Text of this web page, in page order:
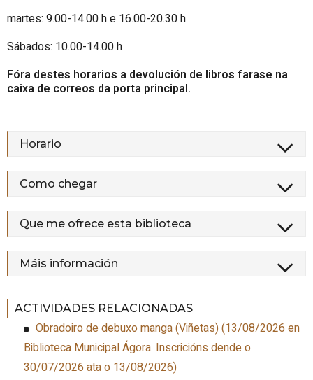
martes: 9.00-14.00 h e 16.00-20.30 h
Sábados: 10.00-14.00 h
Fóra destes horarios a devolución de libros farase na
caixa de correos da porta principal.
Horario
Como chegar
Que me ofrece esta biblioteca
Máis información
ACTIVIDADES RELACIONADAS
Obradoiro de debuxo manga (Viñetas)(13/08/2026 en
Biblioteca Municipal Ágora. Inscricións dende o
30/07/2026 ata o 13/08/2026)